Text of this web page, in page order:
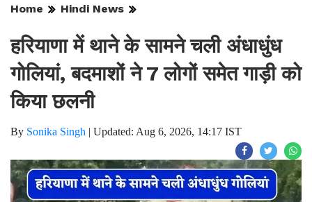
Home Hindi News
हरियाणा में थाने के सामने चली अंधाधुंध
गोलियां, बदमाशों ने 7 लोगों समेत गाड़ी को
किया छलनी
By Sonika Singh | Updated: Aug 6, 2026, 14:17 IST